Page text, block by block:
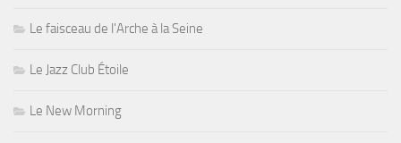
Le faisceau de l'Arche à la Seine
Le Jazz Club Étoile
Le New Morning